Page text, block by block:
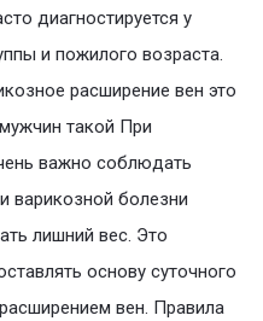
диагностируется у
и пожилого возраста.
расширение вен это
такой При
важно соблюдать
варикозной болезни
лишний вес. Это
основу суточного
вен. Правила